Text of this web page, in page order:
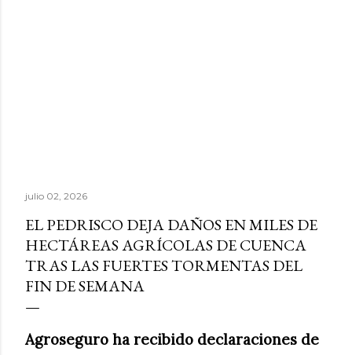
julio 02, 2026
EL PEDRISCO DEJA DAÑOS EN MILES DE
HECTÁREAS AGRÍCOLAS DE CUENCA
TRAS LAS FUERTES TORMENTAS DEL
FIN DE SEMANA
Agroseguro ha recibido declaraciones de